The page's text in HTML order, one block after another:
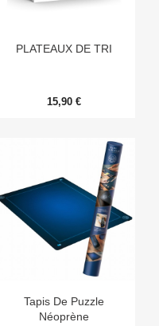
PLATEAUX DE TRI
15,90 €
Tapis De Puzzle
Néoprène